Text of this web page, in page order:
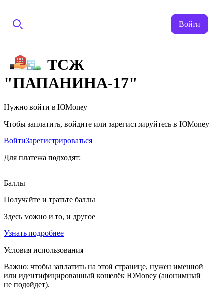
Войти
ТСЖ
"ПАПАНИНА-17"
Нужно войти в ЮMoney
Чтобы заплатить, войдите или зарегистрируйтесь в ЮMoney
ВойтиЗарегистрироваться
Для платежа подходят:
Баллы
Получайте и тратьте баллы
Здесь можно и то, и другое
Узнать подробнее
Условия использования
Важно: чтобы заплатить на этой странице, нужен именной
или идентифицированный кошелёк ЮMoney (анонимный
не подойдет).